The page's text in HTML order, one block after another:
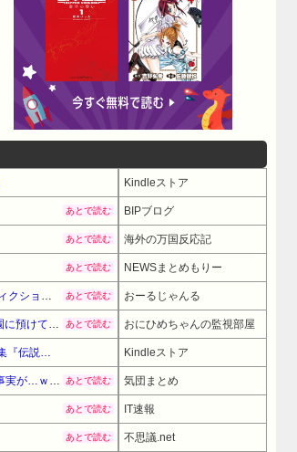
Kindleストア
あとで読む BIPブログ
あとで読む 海外の万国反応記
あとで読む NEWSまとめもりー
あとで読む おーるじゃんる
あとで読む おにひめちゃんの監視部屋
Kindleストア
あとで読む 気団まとめ
あとで読む IT速報
あとで読む 不思議.net